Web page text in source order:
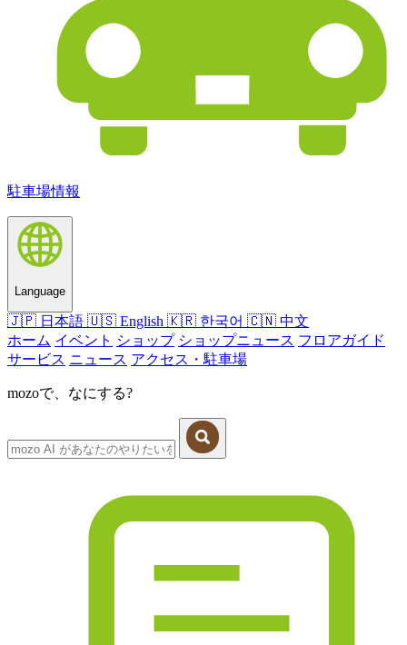
駐車場情報
Language
🇯🇵 日本語 🇺🇸 English 🇰🇷 한국어 🇨🇳 中文
ホーム イベント ショップ ショップニュース フロアガイド
サービス ニュース アクセス・駐車場
mozoで、なにする?